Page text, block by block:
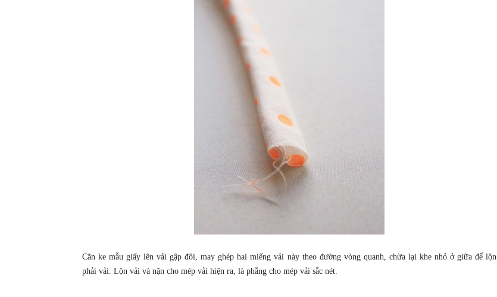
Căn ke mẫu giấy lên vải gập đôi, may ghép hai miếng vải này theo đường vòng quanh, chừa lại khe nhỏ ở giữa để lộn
phải vải. Lộn vải và nặn cho mép vải hiện ra, là phẳng cho mép vải sắc nét.